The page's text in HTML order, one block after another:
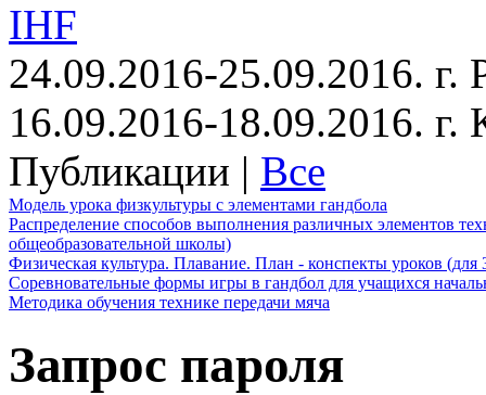
IHF
24.09.2016-25.09.2016. г.
16.09.2016-18.09.2016.
Публикации | Все
Модель урока физкультуры с элементами гандбола
Распределение способов выполнения различных элементов
общеобразовательной школы)
Физическая культура. Плавание. План - конспекты уроков (для
Соревновательные формы игры в гандбол для учащихся
Методика обучения технике передачи мяча
Запрос пароля